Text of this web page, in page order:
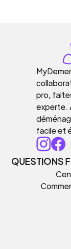
pro,
experte.
facile et
QUESTIONS